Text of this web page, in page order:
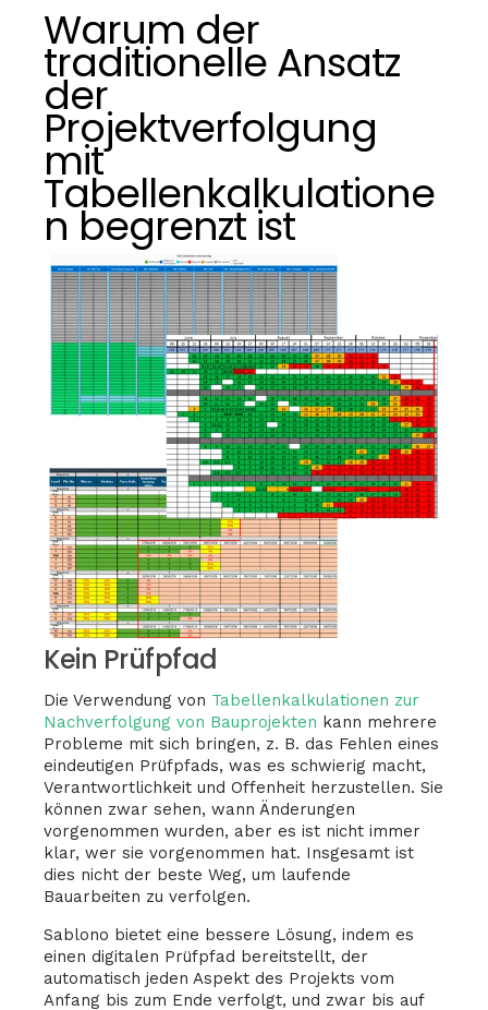
Warum der
traditionelle Ansatz
der
Projektverfolgung
mit
Tabellenkalkulatione
n begrenzt ist
Kein Prüfpfad
Die Verwendung von Tabellenkalkulationen zur
Nachverfolgung von Bauprojekten kann mehrere
Probleme mit sich bringen, z. B. das Fehlen eines
eindeutigen Prüfpfads, was es schwierig macht,
Verantwortlichkeit und Offenheit herzustellen. Sie
können zwar sehen, wann Änderungen
vorgenommen wurden, aber es ist nicht immer
klar, wer sie vorgenommen hat. Insgesamt ist
dies nicht der beste Weg, um laufende
Bauarbeiten zu verfolgen.
Sablono bietet eine bessere Lösung, indem es
einen digitalen Prüfpfad bereitstellt, der
automatisch jeden Aspekt des Projekts vom
Anfang bis zum Ende verfolgt, und zwar bis auf